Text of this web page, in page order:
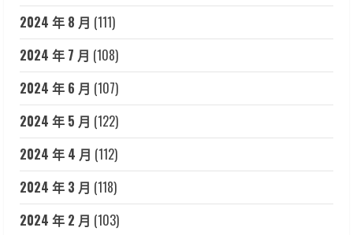
2024 年 8 月 (111)
2024 年 7 月 (108)
2024 年 6 月 (107)
2024 年 5 月 (122)
2024 年 4 月 (112)
2024 年 3 月 (118)
2024 年 2 月 (103)